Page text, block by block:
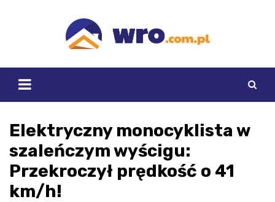
Elektryczny monocyklista w
szaleńczym wyścigu:
Przekroczył prędkość o 41
km/h!